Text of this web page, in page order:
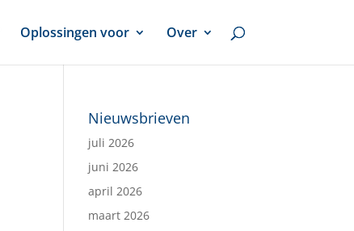
Oplossingen voor Over
Nieuwsbrieven
juli 2026
juni 2026
april 2026
maart 2026